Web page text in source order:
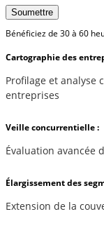
Soumettre
Bénéficiez de 30 à 60
Cartographie des
Profilage et analyse
entreprises
Veille concurrentielle :
Évaluation avancée
Élargissement des
Extension de la